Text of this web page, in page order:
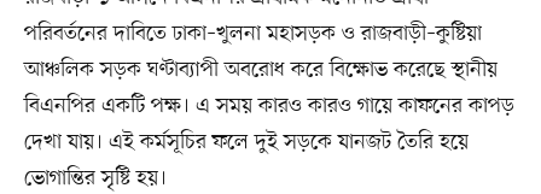
পরিবর্তনের দাবিতে ঢাকা–খুলনা মহাসড়ক ও রাজবাড়ী–কুষ্টিয়া
আঞ্চলিক সড়ক ঘণ্টাব্যাপী অবরোধ করে বিক্ষোভ করেছে স্থানীয়
বিএনপির একটি পক্ষ। এ সময় কারও কারও গায়ে কাফনের কাপড়
দেখা যায়। এই কর্মসূচির ফলে দুই সড়কে যানজট তৈরি হয়ে
ভোগান্তির সৃষ্টি হয়।